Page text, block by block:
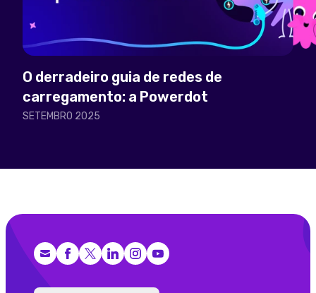
O derradeiro guia de redes de
carregamento: a Powerdot
SETEMBRO 2025
Facebook
X (Twitter)
LinkedInInstagram
YouTube